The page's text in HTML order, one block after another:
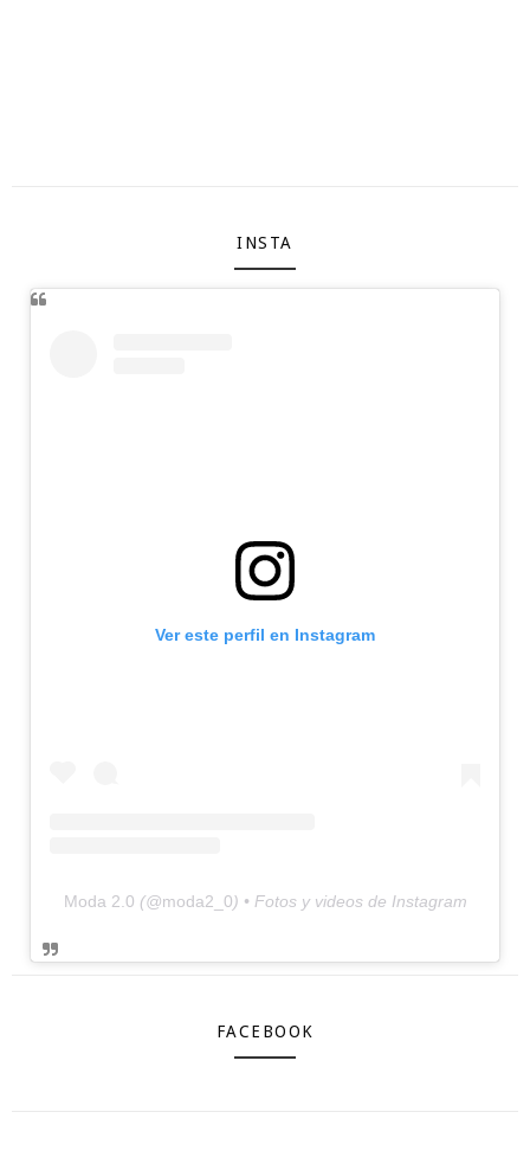
INSTA
Ver este perfil en Instagram
Moda 2.0 (@moda2_0) • Fotos y videos de Instagram
FACEBOOK